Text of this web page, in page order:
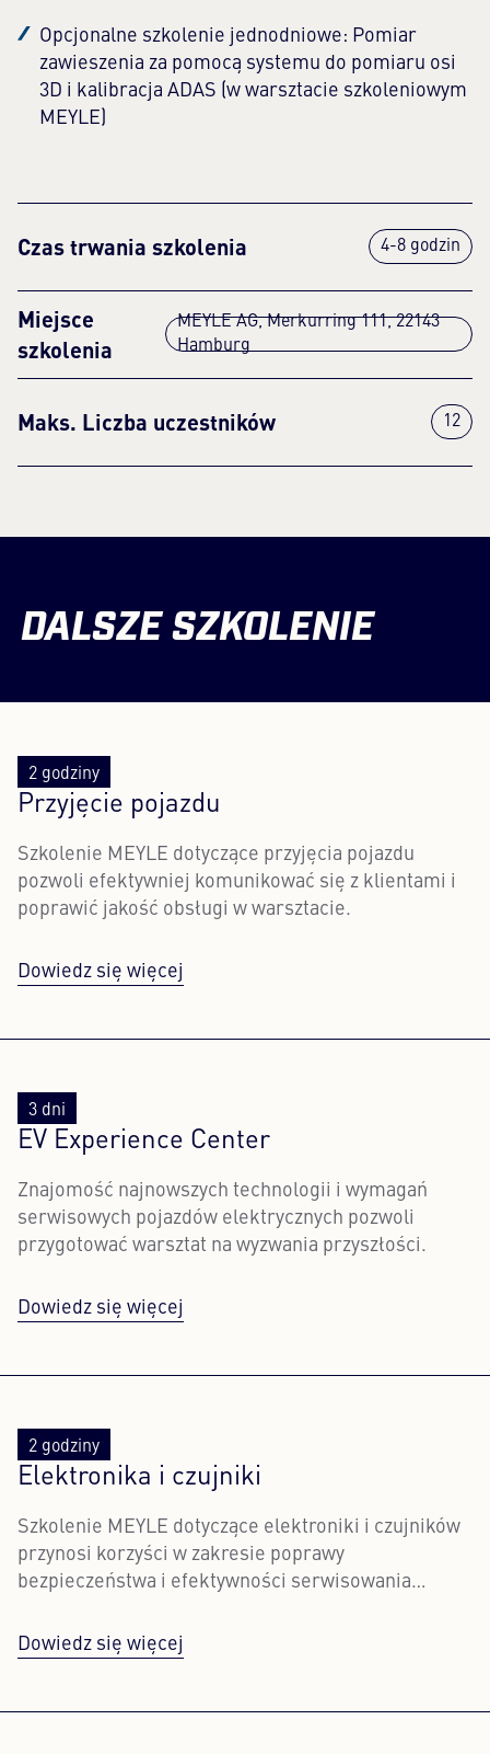
Opcjonalne szkolenie jednodniowe: Pomiar
zawieszenia za pomocą systemu do pomiaru osi
3D i kalibracja ADAS (w warsztacie szkoleniowym
MEYLE)
Czas trwania szkolenia 4-8 godzin
Miejsce
szkolenia
MEYLE AG, Merkurring 111, 22143
Hamburg
Maks. Liczba uczestników 12
DALSZE SZKOLENIE
2 godziny
Przyjęcie pojazdu
Szkolenie MEYLE dotyczące przyjęcia pojazdu
pozwoli efektywniej komunikować się z klientami i
poprawić jakość obsługi w warsztacie.
Dowiedz się więcej
3 dni
EV Experience Center
Znajomość najnowszych technologii i wymagań
serwisowych pojazdów elektrycznych pozwoli
przygotować warsztat na wyzwania przyszłości.
Dowiedz się więcej
2 godziny
Elektronika i czujniki
Szkolenie MEYLE dotyczące elektroniki i czujników
przynosi korzyści w zakresie poprawy
bezpieczeństwa i efektywności serwisowania
Dowiedz się więcej